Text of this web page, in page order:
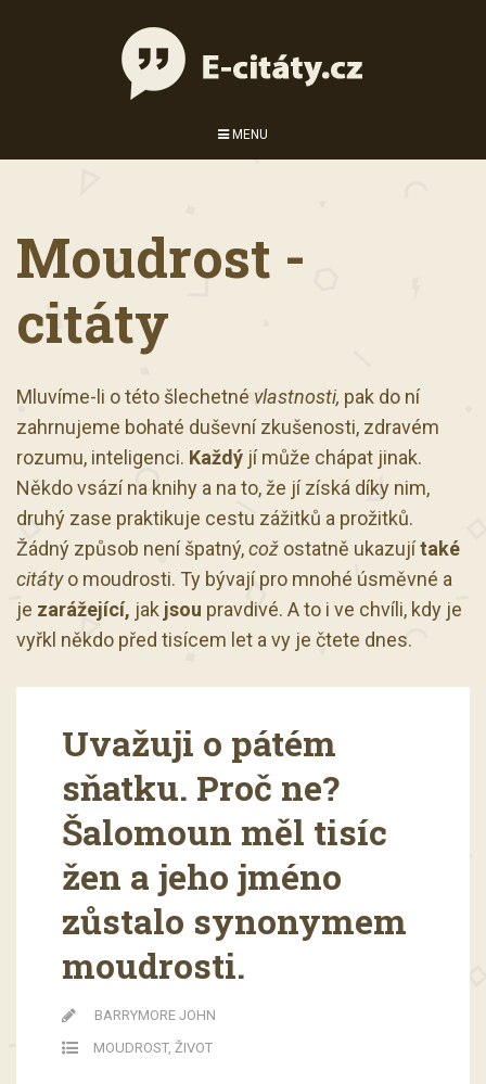
MENU
Moudrost -
citáty
Mluvíme-li o této šlechetné vlastnosti, pak do ní
zahrnujeme bohaté duševní zkušenosti, zdravém
rozumu, inteligenci. Každý jí může chápat jinak.
Někdo vsází na knihy a na to, že jí získá díky nim,
druhý zase praktikuje cestu zážitků a prožitků.
Žádný způsob není špatný,což ostatně ukazujítaké
citátyo moudrosti. Ty bývají pro mnohé úsměvné a
je zarážející, jak jsou pravdivé. A to i ve chvíli, kdy je
vyřkl někdo před tisícem let a vy je čtete dnes.
Uvažuji o pátém
sňatku. Proč ne?
Šalomoun měl tisíc
žen a jeho jméno
zůstalo synonymem
moudrosti.
BARRYMORE JOHN
MOUDROST, ŽIVOT